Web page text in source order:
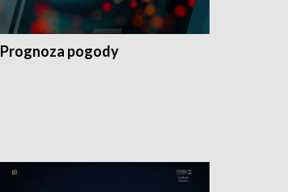
Prognoza pogody